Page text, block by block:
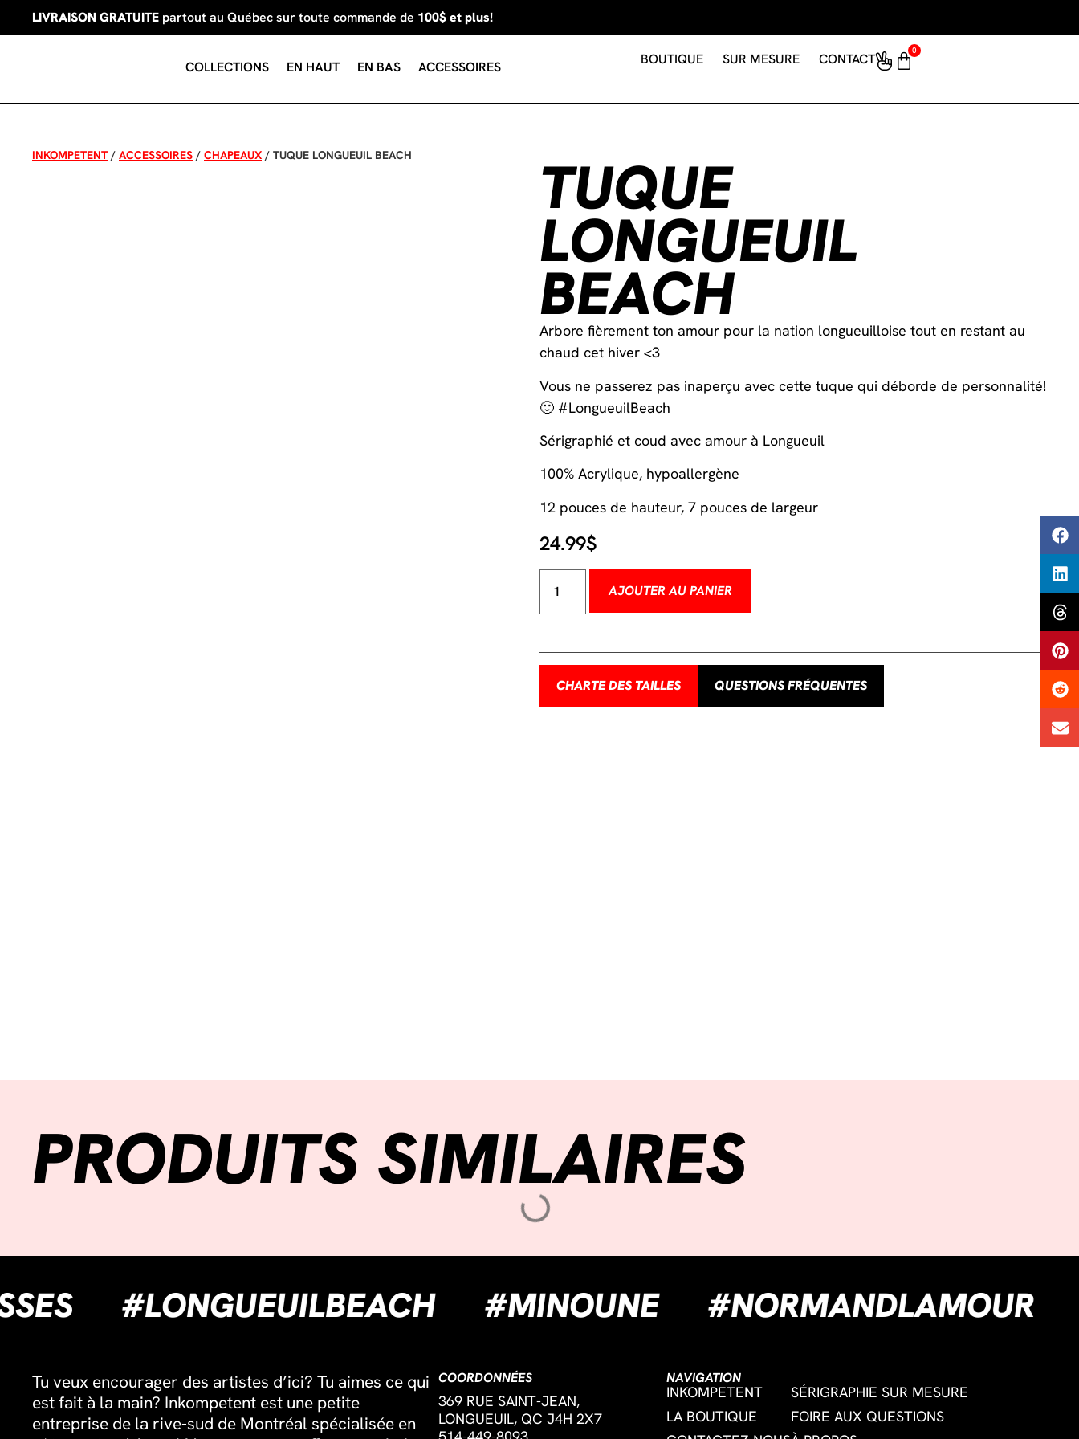
LIVRAISON GRATUITE partout au Québec sur toute commande de 100$ et plus!
COLLECTIONS EN HAUT EN BAS ACCESSOIRES BOUTIQUE SUR MESURE CONTACT
0
INKOMPETENT / ACCESSOIRES / CHAPEAUX / TUQUE LONGUEUIL BEACH TUQUE
LONGUEUIL
BEACH
Arbore fièrement ton amour pour la nation longueuilloise tout en restant au
chaud cet hiver <3
Vous ne passerez pas inaperçu avec cette tuque qui déborde de personnalité!
🙂 #LongueuilBeach
Sérigraphié et coud avec amour à Longueuil
100% Acrylique, hypoallergène
12 pouces de hauteur, 7 pouces de largeur
24.99$
AJOUTER AU PANIER
CHARTE DES TAILLES QUESTIONS FRÉQUENTES
PRODUITS SIMILAIRES
#LONGUEUILBEACH #MINOUNE
Tu veux encourager des artistes d’ici? Tu aimes ce qui
est fait à la main? Inkompetent est une petite
entreprise de la rive-sud de Montréal spécialisée en
COORDONNÉES
369 RUE SAINT-JEAN,
LONGUEUIL, QC J4H 2X7
NAVIGATION
INKOMPETENT
LA BOUTIQUE
SÉRIGRAPHIE SUR MESURE
FOIRE AUX QUESTIONS